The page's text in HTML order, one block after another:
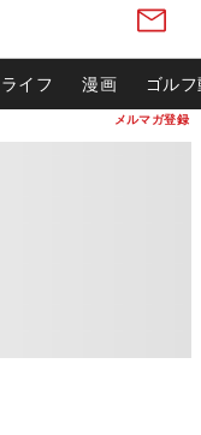
メルマガ登録
ライフ 漫画 ゴル